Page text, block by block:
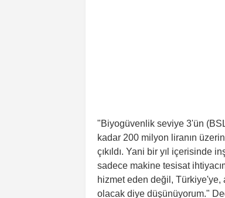
"Biyogüvenlik seviye 3'ün
kadar 200 milyon liranın
çıkıldı. Yani bir yıl içerisinde
sadece makine tesisat
hizmet eden değil, Türkiye'ye,
olacak diye düşünüyorum."